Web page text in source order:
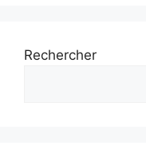
Rechercher